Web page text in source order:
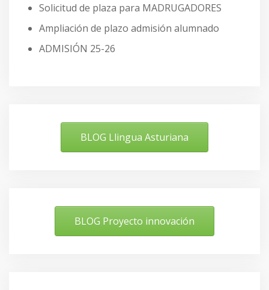
Solicitud de plaza para MADRUGADORES
Ampliación de plazo admisión alumnado
ADMISIÓN 25-26
BLOG Llingua Asturiana
BLOG Proyecto innovación